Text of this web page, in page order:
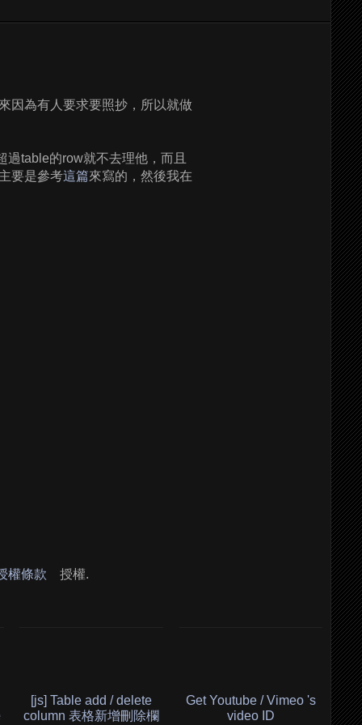
因為有人要求要照抄，所以就做
table的row就不去理他，而且
要是參考這篇來寫的，然後我在
權條款
授權.
[js] Table add / delete
column 表格新增刪除欄
Get Youtube / Vimeo 's
video ID